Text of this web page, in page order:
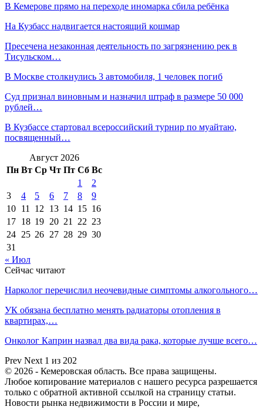
В Кемерове прямо на переходе иномарка сбила ребёнка
На Кузбасс надвигается настоящий кошмар
Пресечена незаконная деятельность по загрязнению рек в
Тисульском…
В Москве столкнулись 3 автомобиля, 1 человек погиб
Суд признал виновным и назначил штраф в размере 50 000
рублей…
В Кузбассе стартовал всероссийский турнир по муайтаю,
посвященный…
Август 2026
Пн Вт Ср Чт Пт Сб Вс
1
2
3
4 5 6 7 8
9
10 11 12 13 14 15 16
17 18 19 20 21 22 23
24 25 26 27 28 29 30
31
« Июл
Сейчас читают
Нарколог перечислил неочевидные симптомы алкогольного…
УК обязана бесплатно менять радиаторы отопления в
квартирах,…
Онколог Каприн назвал два вида рака, которые лучше всего…
Prev Next 1 из 202
© 2026 - Кемеровская область. Все права защищены.
Любое копирование материалов с нашего ресурса разрешается
только с обратной активной ссылкой на страницу статьи.
Новости рынка недвижимости в России и мире,